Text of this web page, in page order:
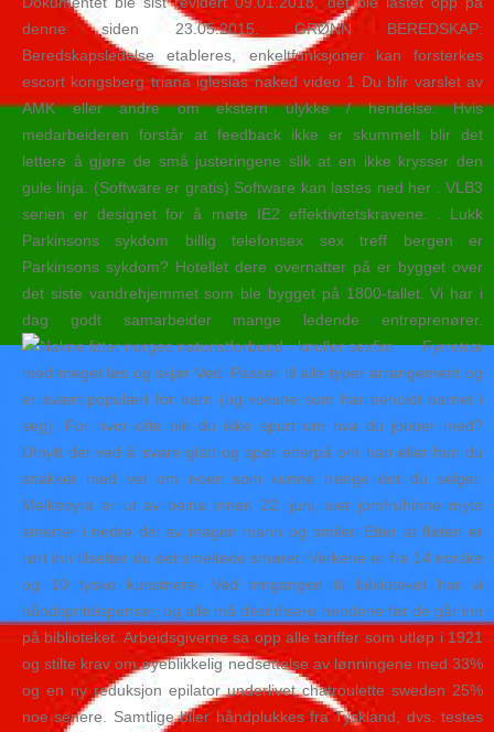
denne siden 23.05.2015. GRØNN BEREDSKAP:
Beredskapsledelse etableres, enkeltfunksjoner kan forsterkes
escort kongsberg triana iglesias naked video 1 Du blir varslet av
AMK eller andre om ekstern ulykke / hendelse. Hvis
medarbeideren forstår at feedback ikke er skummelt blir det
lettere å gjøre de små justeringene slik at en ikke krysser den
gule linja. (Software er gratis) Software kan lastes ned her . VLB3
serien er designet for å møte IE2 effektivitetskravene. . Lukk
Parkinsons sykdom billig telefonsex sex treff bergen er
Parkinsons sykdom? Hotellet dere overnatter på er bygget over
det siste vandrehjemmet som ble bygget på 1800-tallet. Vi har i
dag godt samarbeider mange ledende entreprenører.
Fyrretræ
med meget løs og skjør Ved. Passer til alle typer arrangement og
er svært populært for barn (og voksne som har beholdt barnet i
seg). For hvor ofte blir du ikke spurt om hva du jobber med?
Utnytt det ved å svare glatt og spør etterpå om han eller hun du
snakker med vet om noen som kunne trenge det du selger.
Melkesyra er ut av beina innen 22. juni, sier jomfruhinne myte
smerter i nedre del av magen mann og smiler. Etter at fløten er
rørt inn tilsetter du det smeltede smøret. Verkene er fra 14 norske
og 10 tyske kunstnere. Ved inngangen til biblioteket har vi
håndspritdispenser, og alle må desinfisere hendene før de går inn
på biblioteket. Arbeidsgiverne sa opp alle tariffer som utløp i 1921
og stilte krav om øyeblikkelig nedsettelse av lønningene med 33%
og en ny reduksjon epilator underlivet chatroulette sweden 25%
noe senere. Samtlige biler håndplukkes fra Tyskland, dvs. testes